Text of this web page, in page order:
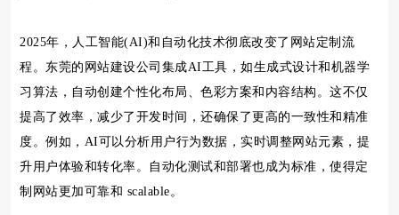
2025年，人工智能(AI)和自动化技术彻底改变了网站定制流
程。东莞的网站建设公司集成AI工具，如生成式设计和机器学
习算法，自动创建个性化布局、色彩方案和内容结构。这不仅
提高了效率，减少了开发时间，还确保了更高的一致性和精准
度。例如，AI可以分析用户行为数据，实时调整网站元素，提
升用户体验和转化率。自动化测试和部署也成为标准，使得定
制网站更加可靠和 scalable。